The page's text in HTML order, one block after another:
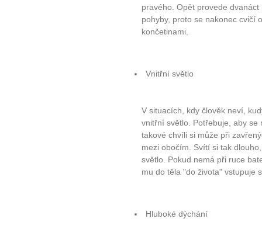
pravého. Opět provede
pohyby, proto se nakonec cvičí
končetinami.
Vnitřní světlo
V situacích, kdy člověk neví,
vnitřní světlo. Potřebuje, aby se
takové chvíli si může při
mezi obočím. Svítí si tak
světlo. Pokud nemá při ruce
mu do těla "do života" vstupuje
Hluboké dýchání